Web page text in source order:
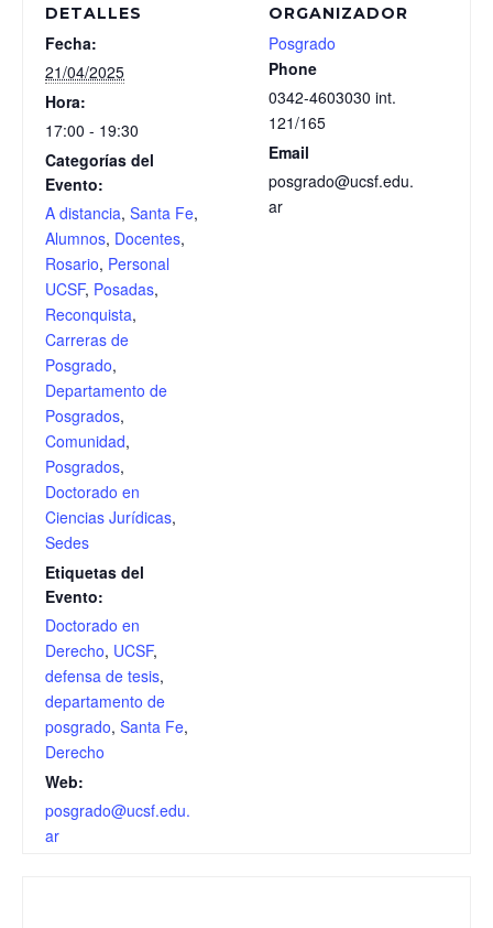
DETALLES
Fecha:
21/04/2025
Hora:
17:00 - 19:30
Categorías del
Evento:
A distancia, Santa Fe,
Alumnos, Docentes,
Rosario, Personal
UCSF, Posadas,
Reconquista,
Carreras de
Posgrado,
Departamento de
Posgrados,
Comunidad,
Posgrados,
Doctorado en
Ciencias Jurídicas,
Sedes
Etiquetas del
Evento:
Doctorado en
Derecho, UCSF,
defensa de tesis,
departamento de
posgrado, Santa Fe,
Derecho
Web:
posgrado@ucsf.edu.
ar
ORGANIZADOR
Posgrado
Phone
0342-4603030 int.
121/165
Email
posgrado@ucsf.edu.
ar